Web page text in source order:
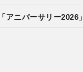
アニバーサリー2026」